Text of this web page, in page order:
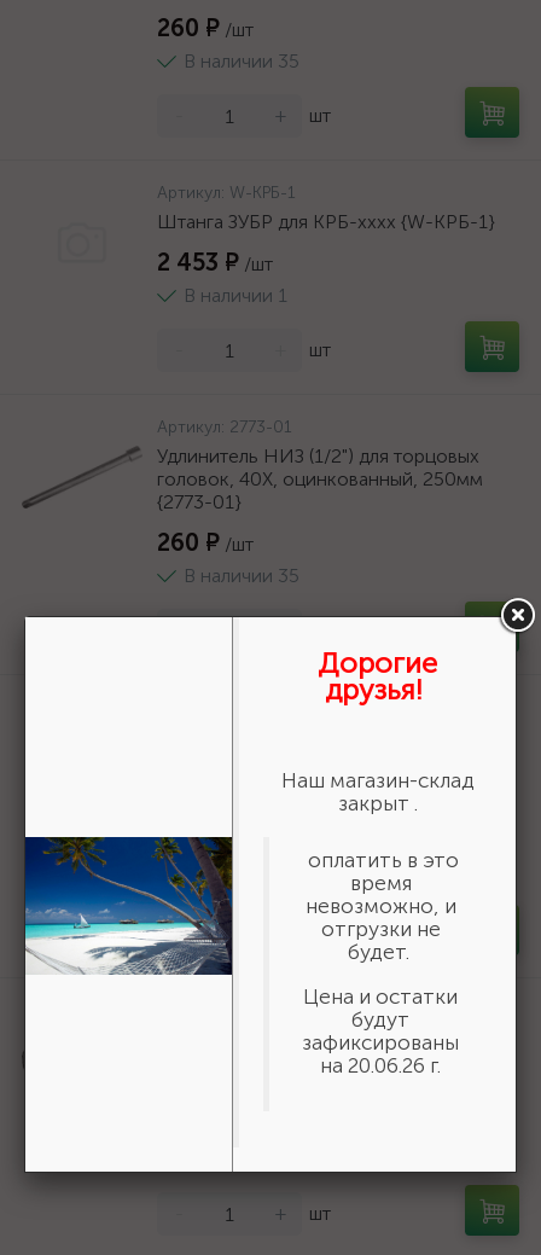
260 ₽ /шт
В наличии 35
+ шт
Артикул: W-КРБ-1
Штанга ЗУБР для КРБ-хххх {W-КРБ-1}
2 453 ₽ /шт
В наличии 1
шт
Артикул: 2773-01
Удлинитель НИЗ (1/2") для торцовых
головок, 40Х, оцинкованный, 250мм
{2773-01}
260 ₽ /шт
В наличии 35
30936-200-B
колесо c тормозом, Профессионал
1 836 ₽
В наличии 10
- шт
310247-20-05
Перфорированная вентиляционная
лента прямая ПВЛ, 20х0.5мм, 25м, ЗУБР
+ шт
Дорогие
друзья!
Наш магазин-склад
закрыт .
оплатить в это
время
невозможно, и
отгрузки не
будет.
Цена и остатки
будут
зафиксированы
на 20.06.26 г.